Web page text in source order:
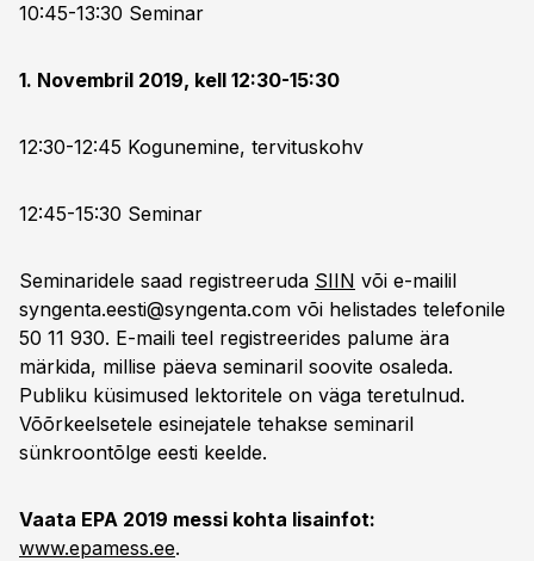
10:45-13:30 Seminar
1. Novembril 2019, kell 12:30-15:30
12:30-12:45 Kogunemine, tervituskohv
12:45-15:30 Seminar
Seminaridele saad registreeruda SIIN või e-mailil
syngenta.eesti@syngenta.com või helistades telefonile
50 11 930. E-maili teel registreerides palume ära
märkida, millise päeva seminaril soovite osaleda.
Publiku küsimused lektoritele on väga teretulnud.
Võõrkeelsetele esinejatele tehakse seminaril
sünkroontõlge eesti keelde.
Vaata EPA 2019 messi kohta lisainfot:
www.epamess.ee.